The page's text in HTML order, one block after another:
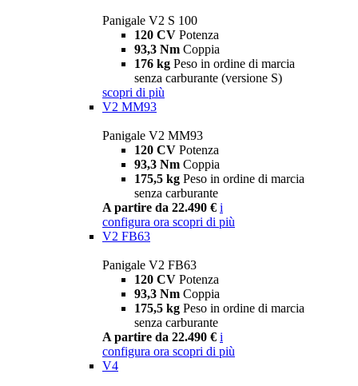
Panigale V2 S 100
120 CV Potenza
93,3 Nm Coppia
176 kg Peso in ordine di marcia
senza carburante (versione S)
scopri di più
V2 MM93
Panigale V2 MM93
120 CV Potenza
93,3 Nm Coppia
175,5 kg Peso in ordine di marcia
senza carburante
A partire da 22.490 € i
configura ora scopri di più
V2 FB63
Panigale V2 FB63
120 CV Potenza
93,3 Nm Coppia
175,5 kg Peso in ordine di marcia
senza carburante
A partire da 22.490 € i
configura ora scopri di più
V4